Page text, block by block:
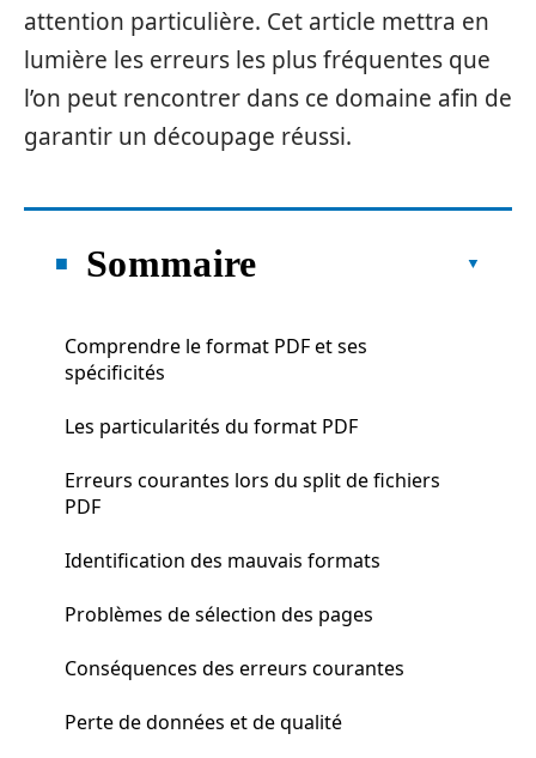
attention particulière. Cet article mettra en
lumière les erreurs les plus fréquentes que
l’on peut rencontrer dans ce domaine afin de
garantir un découpage réussi.
Sommaire
Comprendre le format PDF et ses
spécificités
Les particularités du format PDF
Erreurs courantes lors du split de fichiers
PDF
Identification des mauvais formats
Problèmes de sélection des pages
Conséquences des erreurs courantes
Perte de données et de qualité